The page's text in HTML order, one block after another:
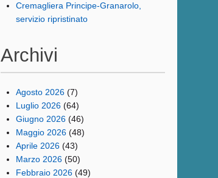
Cremagliera Principe-Granarolo,
servizio ripristinato
Archivi
Agosto 2026 (7)
Luglio 2026 (64)
Giugno 2026 (46)
Maggio 2026 (48)
Aprile 2026 (43)
Marzo 2026 (50)
Febbraio 2026 (49)